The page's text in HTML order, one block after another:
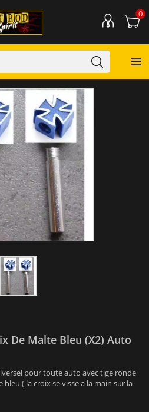
0

De Malte Bleu (x2) Auto
pour toute auto avec tige ronde
( la croix se visse a la main sur la